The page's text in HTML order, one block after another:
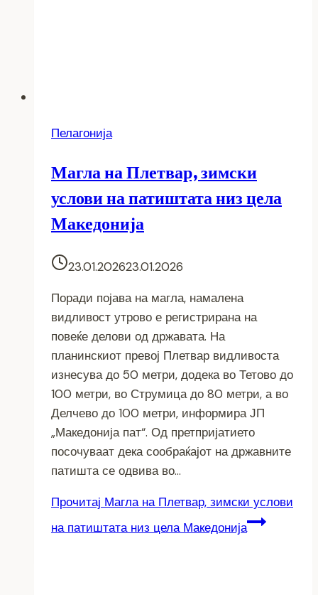
Пелагонија
Магла на Плетвар, зимски
услови на патиштата низ цела
Македонија
23.01.202623.01.2026
Поради појава на магла, намалена
видливост утрово е регистрирана на
повеќе делови од државата. На
планинскиот превој Плетвар видливоста
изнесува до 50 метри, додека во Тетово до
100 метри, во Струмица до 80 метри, а во
Делчево до 100 метри, информира ЈП
„Македонија пат“. Од претпријатието
посочуваат дека сообраќајот на државните
патишта се одвива во…
Прочитај Магла на Плетвар, зимски услови
на патиштата низ цела Македонија